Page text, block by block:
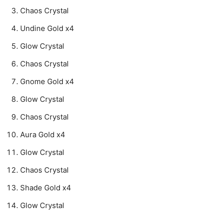
Chaos Crystal
Undine Gold x4
Glow Crystal
Chaos Crystal
Gnome Gold x4
Glow Crystal
Chaos Crystal
Aura Gold x4
Glow Crystal
Chaos Crystal
Shade Gold x4
Glow Crystal